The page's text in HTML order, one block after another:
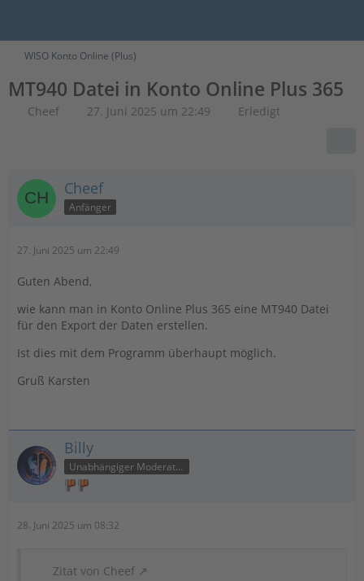
WISO Konto Online (Plus)
MT940 Datei in Konto Online Plus 365
Cheef 27. Juni 2025 um 22:49 Erledigt
Cheef
Anfänger
27. Juni 2025 um 22:49
Guten Abend,
wie kann man in Konto Online Plus 365 eine MT940 Datei
für den Export der Daten erstellen.
Ist dies mit dem Programm überhaupt möglich.
Gruß Karsten
Billy
Unabhängiger Moderator
28. Juni 2025 um 08:32
Zitat von Cheef